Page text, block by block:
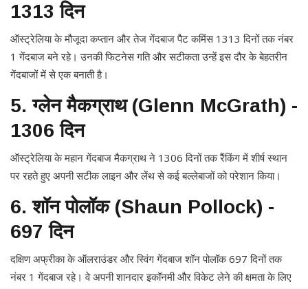
1313 दिन
ऑस्ट्रेलिया के मौजूदा कप्तान और तेज गेंदबाज पैट कमिंस 1313 दिनों तक नंबर
1 गेंदबाज बने रहे। उनकी फिटनेस गति और सटीकता उन्हें इस दौर के बेहतरीन
गेंदबाजों में से एक बनाती है।
5. ग्लेन मैकग्राथ (Glenn McGrath) -
1306 दिन
ऑस्ट्रेलिया के महान गेंदबाज मैकग्राथ ने 1306 दिनों तक रैंकिंग में शीर्ष स्थान
पर रहते हुए अपनी सटीक लाइन और लेंथ से कई बल्लेबाजों को परेशान किया।
6. शॉन पोलॉक (Shaun Pollock) -
697 दिन
दक्षिण अफ्रीका के ऑलराउंडर और स्विंग गेंदबाज शॉन पोलॉक 697 दिनों तक
नंबर 1 गेंदबाज रहे। वे अपनी शानदार इकॉनमी और विकेट लेने की क्षमता के लिए